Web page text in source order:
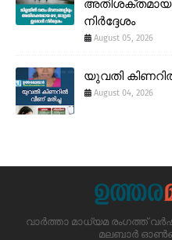
അതിശക്തമായ
നിർദ്ദേശം
August 05, 2026
യുവതി
August 04, 2026
വാർത്താ മാധ്യമ രംഗത്ത്
മലബാർ